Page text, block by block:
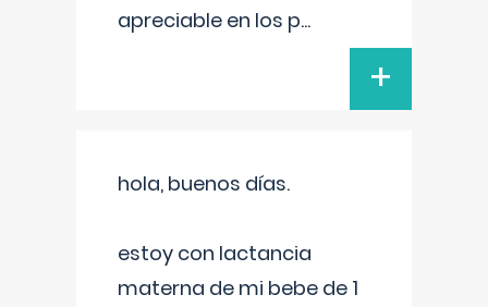
apreciable en los p...
+
hola, buenos días.
estoy con lactancia
materna de mi bebe de 1